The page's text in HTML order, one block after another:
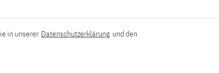
in unserer Datenschutzerklärung und den